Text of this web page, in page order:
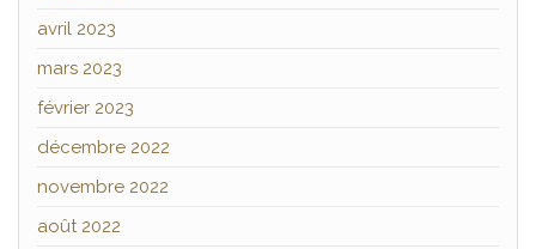
avril 2023
mars 2023
février 2023
décembre 2022
novembre 2022
août 2022